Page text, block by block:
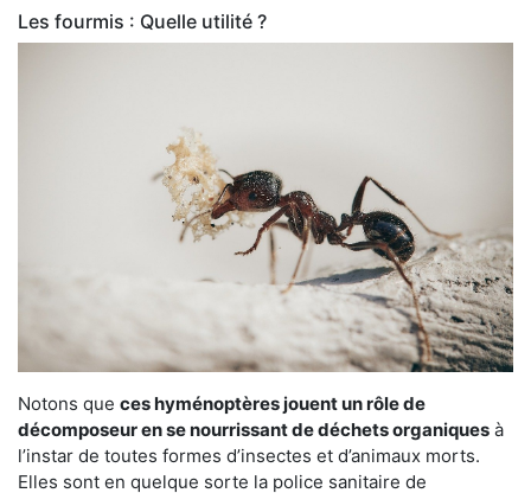
Les fourmis : Quelle utilité ?
Notons que ces hyménoptères jouent un rôle de
décomposeur en se nourrissant de déchets organiques à
l’instar de toutes formes d’insectes et d’animaux morts.
Elles sont en quelque sorte la police sanitaire de